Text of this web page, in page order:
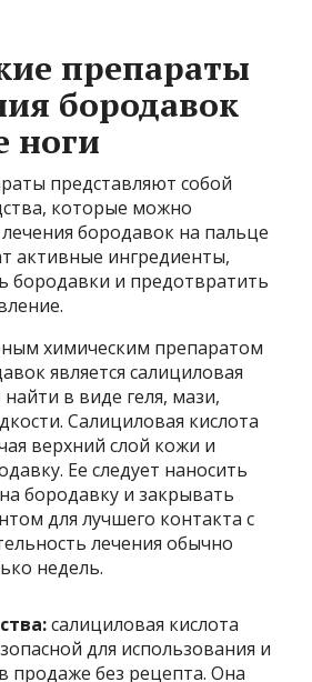
препараты
бородавок
ноги
представляют собой
которые можно
бородавок на пальце
активные ингредиенты,
бородавки и предотвратить
химическим препаратом
является салициловая
в виде геля, мази,
Салициловая кислота
верхний слой кожи и
Ее следует наносить
бородавку и закрывать
для лучшего контакта с
лечения обычно
недель.
салициловая кислота
для использования и
продаже без рецепта. Она